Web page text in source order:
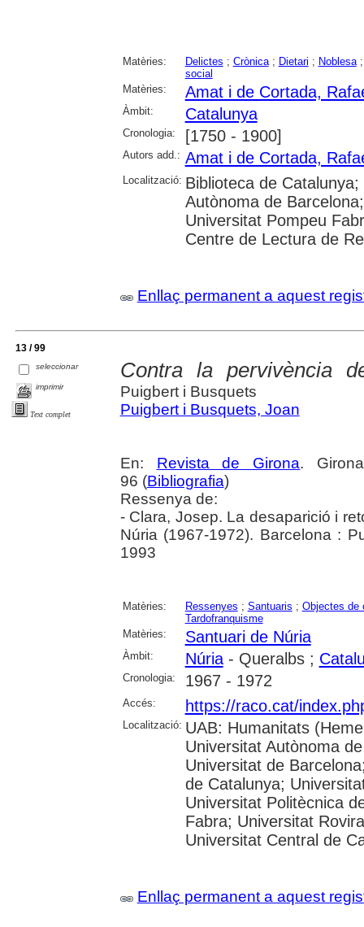
Matèries: Delictes ; Crònica; Dietari ; Noblesa
social
Matèries:
Amat i de Cortada,
Àmbit: Catalunya
Cronologia: [1750 - 1900]
Autors add.: Amat i de Cortada,
Localització: Biblioteca de
Autònoma de
Universitat Pompeu
Centre de Lectura de
Enllaç permanent a aquest
13 / 99
seleccionar
imprimir
Text complet
Contra la pervivència
Puigbert i Busquets
Puigbert i Busquets, Joan
En: Revista de Girona.
96 (Bibliografia)
Ressenya de:
- Clara, Josep. La desaparició i
Núria (1967-1972). Barcelona :
1993
Matèries: Ressenyes ; Santuaris ; Objectes de
Tardofranquisme
Matèries:
Santuari de Núria
Àmbit: Núria- Queralbs ;
Cronologia: 1967 - 1972
Accés: https://raco.cat/
Localització: UAB: Humanitats
Universitat Autònoma
Universitat de
de Catalunya;
Universitat Politècnica
Fabra; Universitat
Universitat Central de
Enllaç permanent a aquest